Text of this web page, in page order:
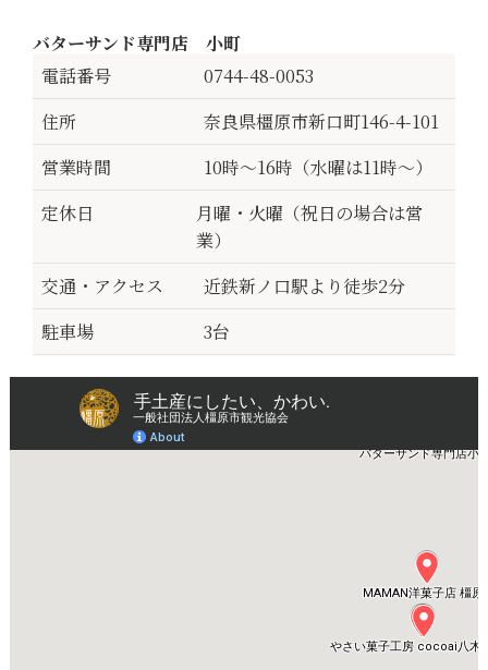
バターサンド専門店 小町
電話番号
0744-48-0053
住所
奈良県橿原市新口町146-4-101
営業時間
10時～16時（水曜は11時～）
定休日
月曜・火曜（祝日の場合は営
業）
交通・アクセス
近鉄新ノ口駅より徒歩2分
駐車場
3台